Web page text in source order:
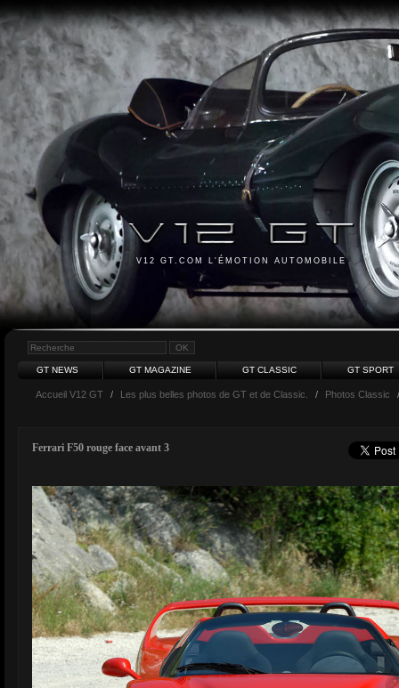
V12 GT.COM L'ÉMOTION AUTOMOBILE
GT NEWS GT MAGAZINE GT CLASSIC GT SPORT
Accueil V12 GT / Les plus belles photos de GT et de Classic. / Photos Classic
Ferrari F50 rouge face avant 3